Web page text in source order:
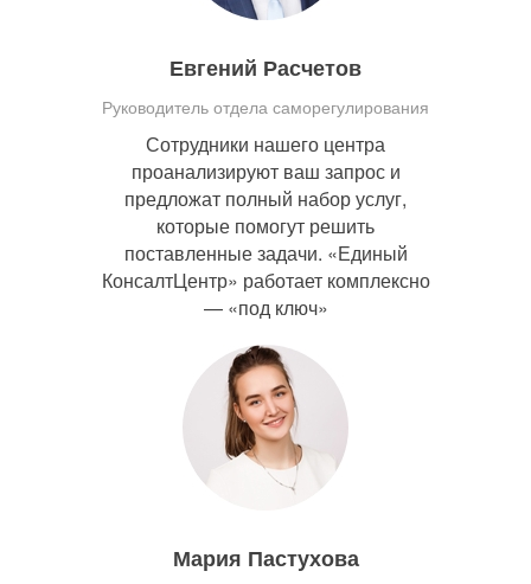
Евгений Расчетов
Руководитель отдела саморегулирования
Сотрудники нашего центра
проанализируют ваш запрос и
предложат полный набор услуг,
которые помогут решить
поставленные задачи. «Единый
КонсалтЦентр» работает комплексно
— «под ключ»
Мария Пастухова